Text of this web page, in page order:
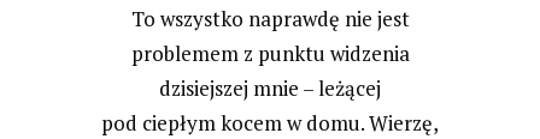
To wszystko naprawdę nie jest
problemem z punktu widzenia
dzisiejszej mnie – leżącej
pod ciepłym kocem w domu. Wierzę,